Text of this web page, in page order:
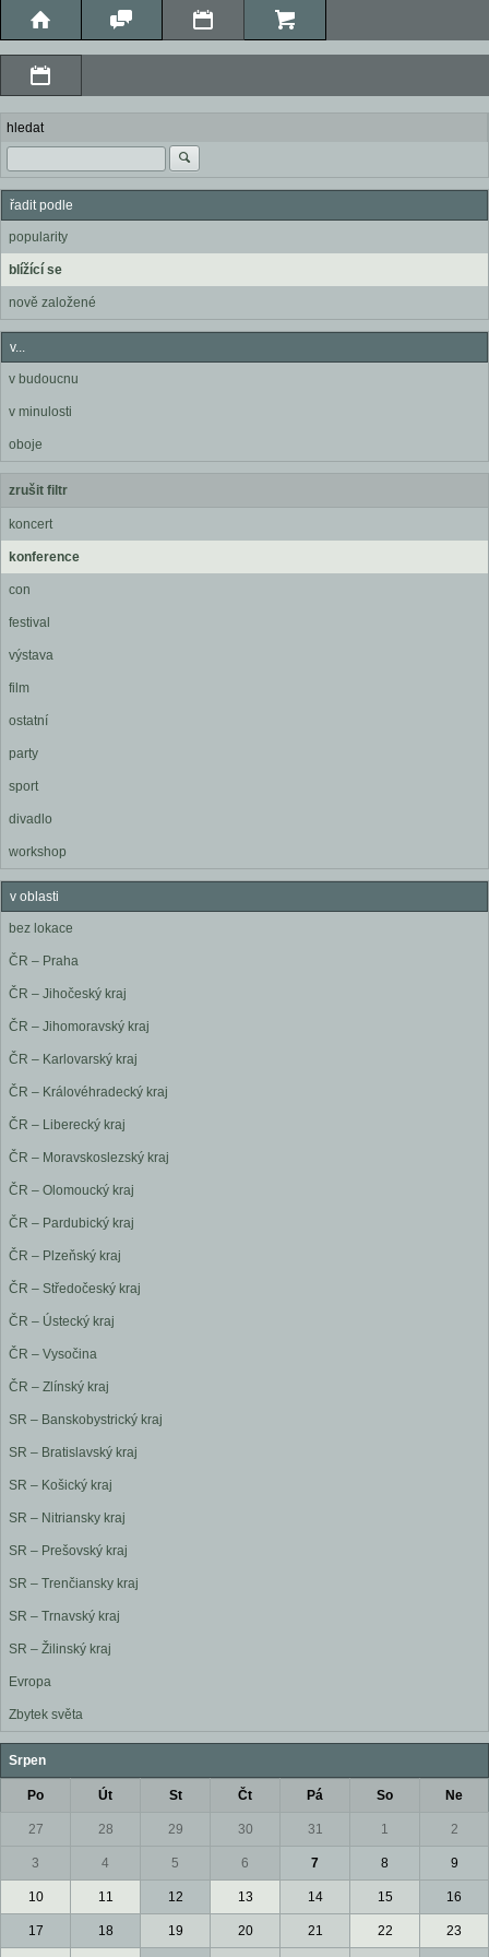
hledat
řadit podle
popularity
blížící se
nově založené
v...
v budoucnu
v minulosti
oboje
zrušit filtr
koncert
konference
con
festival
výstava
film
ostatní
party
sport
divadlo
workshop
v oblasti
bez lokace
ČR – Praha
ČR – Jihočeský kraj
ČR – Jihomoravský kraj
ČR – Karlovarský kraj
ČR – Královéhradecký kraj
ČR – Liberecký kraj
ČR – Moravskoslezský kraj
ČR – Olomoucký kraj
ČR – Pardubický kraj
ČR – Plzeňský kraj
ČR – Středočeský kraj
ČR – Ústecký kraj
ČR – Vysočina
ČR – Zlínský kraj
SR – Banskobystrický kraj
SR – Bratislavský kraj
SR – Košický kraj
SR – Nitriansky kraj
SR – Prešovský kraj
SR – Trenčiansky kraj
SR – Trnavský kraj
SR – Žilinský kraj
Evropa
Zbytek světa
Srpen
Po Út St Čt Pá So Ne
27 28 29 30 31 1 2
3 4 5 6 7 8 9
10 11 12 13 14 15 16
17 18 19 20 21 22 23